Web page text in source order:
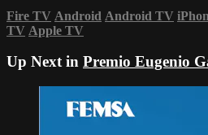
Fire TV Android Android TV
TV Apple TV
Up Next in Premio Eugenio